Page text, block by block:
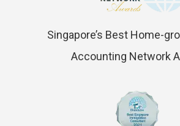
Singapore’s Best Home-
Accounting Network